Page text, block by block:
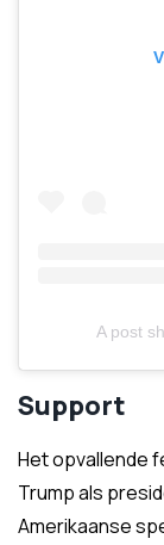
A post
Support
Het opvallende
Trump als
Amerikaanse